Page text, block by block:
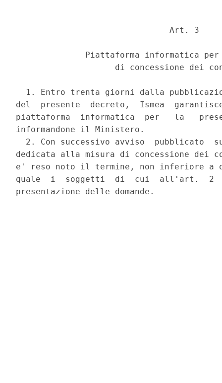
                               Art. 3
Piattaforma informatica
di concessione dei
1. Entro trenta giorni dalla
del  presente  decreto,  Ismea
piattaforma  informatica  per   la
informandone il Ministero.
2. Con successivo avviso  pubblicato
dedicata alla misura di concessione
e' reso noto il termine, non inferiore
quale  i  soggetti  di  cui  all'art.  2